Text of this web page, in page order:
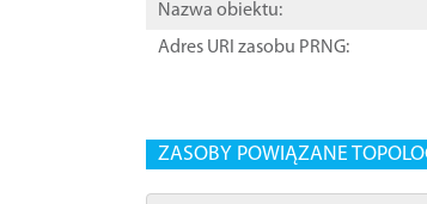
Nazwa obiektu:
Adres URI zasobu PRNG:
ZASOBY POWIĄZANE